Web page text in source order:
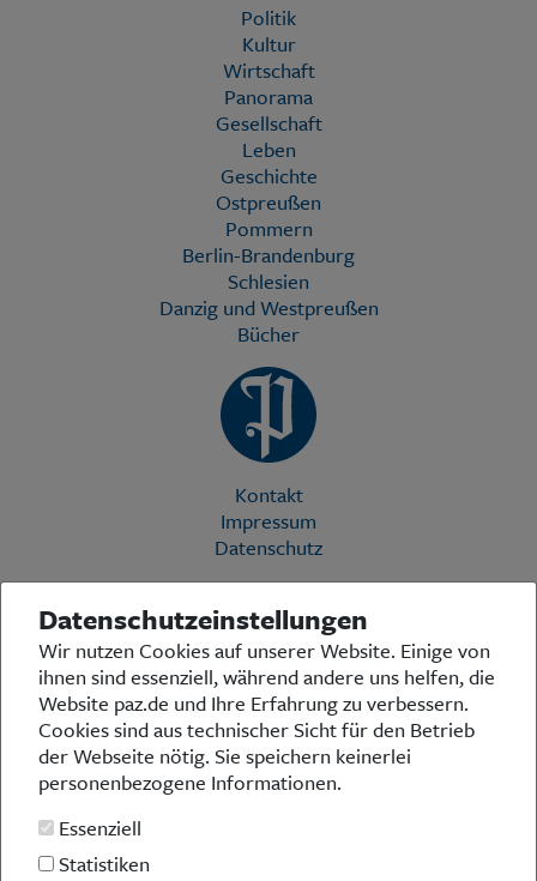
Politik
Kultur
Wirtschaft
Panorama
Gesellschaft
Leben
Geschichte
Ostpreußen
Pommern
Berlin-Brandenburg
Schlesien
Danzig und Westpreußen
Bücher
Kontakt
Impressum
Datenschutz
Die Preußische Allgemeine Zeitung (PAZ) ist eine einzigartige Stimme
in der deutschen Medienlandschaft. Woche für Woche berichtet sie
über das aktuelle Zeitgeschehen in Politik, Kultur und Wirtschaft und
bezieht zu den grundlegenden Entwicklungen unserer Gesellschaft
Stellung. In ihrer Arbeit fühlt sich die Redaktion dem traditionellen
preußischen Wertekanon verpflichtet: Das alte Preußen stand und
steht für religiöse und weltanschauliche Toleranz, für Heimatliebe
und Weltoffenheit, für Rechtstaatlichkeit und intellektuelle
Handeln in allen Bereichen der Gesellschaft. In diesem Sinne pflegt
die PAZ eine offene Debattenkultur, die gleichermaßen den eigenen
Datenschutzeinstellungen
Wir nutzen Cookies auf unserer Website. Einige von
ihnen sind essenziell, während andere uns helfen, die
Website paz.de und Ihre Erfahrung zu verbessern.
Cookies sind aus technischer Sicht für den Betrieb
der Webseite nötig. Sie speichern keinerlei
personenbezogene Informationen.
Essenziell
Statistiken